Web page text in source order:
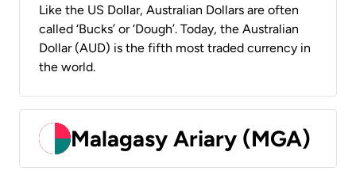
Like the US Dollar, Australian Dollars are often
called ‘Bucks’ or ‘Dough’. Today, the Australian
Dollar (AUD) is the fifth most traded currency in
the world.
Malagasy Ariary (MGA)